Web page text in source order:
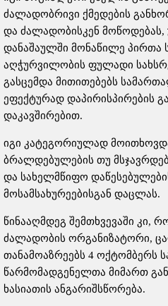
ძალადობრივი ქმედების
და ძალადობისკენ
დანაშაულში მონაწილე პირთა
აღჭურვილობის ფულადი
გასცემდა მითითებებს
ეფექტურად დაპირისპირების
დაკავშირებით.
იგი კატეგორიულად
ბრალდებულების თუ
და სახელმწიფო
მოსამსახურეებისგან დაცლას.
წინააღმდეგ შემთხვევაში კი,
ძალადობის ორგანიზატორი,
თანამოაზრეებს 4 ოქტომბერს
წარმომადგენელთა მიმართ
ხასიათის ანგარიშსწორება.